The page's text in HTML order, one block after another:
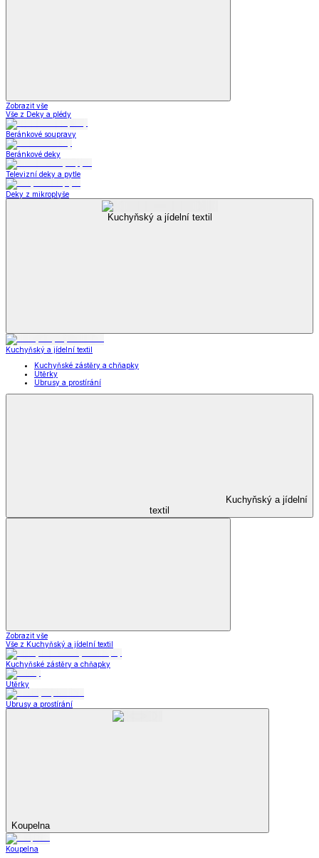
Zobrazit vše
Vše z Deky a plédy
Beránkové soupravy
Beránkové deky
Televizní deky a pytle
Deky z mikroplyše
Kuchyňský a jídelní textil
Kuchyňský a jídelní textil
Kuchyňské zástěry a chňapky
Utěrky
Ubrusy a prostírání
Kuchyňský a jídelní
textil
Zobrazit vše
Vše z Kuchyňský a jídelní textil
Kuchyňské zástěry a chňapky
Utěrky
Ubrusy a prostírání
Koupelna
Koupelna